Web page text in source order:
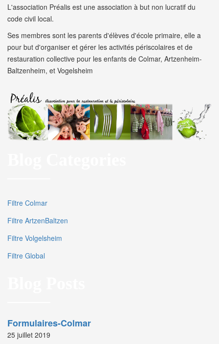
L'association Préalis est une association à but non lucratif du
code civil local.
Ses membres sont les parents d'élèves d'école primaire, elle a
pour but d'organiser et gérer les activités périscolaires et de
restauration collective pour les enfants de Colmar, Artzenheim-
Baltzenheim, et Vogelsheim
Filtre Colmar
Filtre ArtzenBaltzen
Filtre Volgelsheim
Filtre Global
Formulaires-Colmar
25 juillet 2019